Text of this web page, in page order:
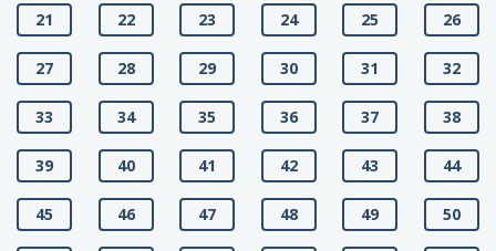
21 22 23 24 25 26
27 28 29 30 31 32
33 34 35 36 37 38
39 40 41 42 43 44
45 46 47 48 49 50